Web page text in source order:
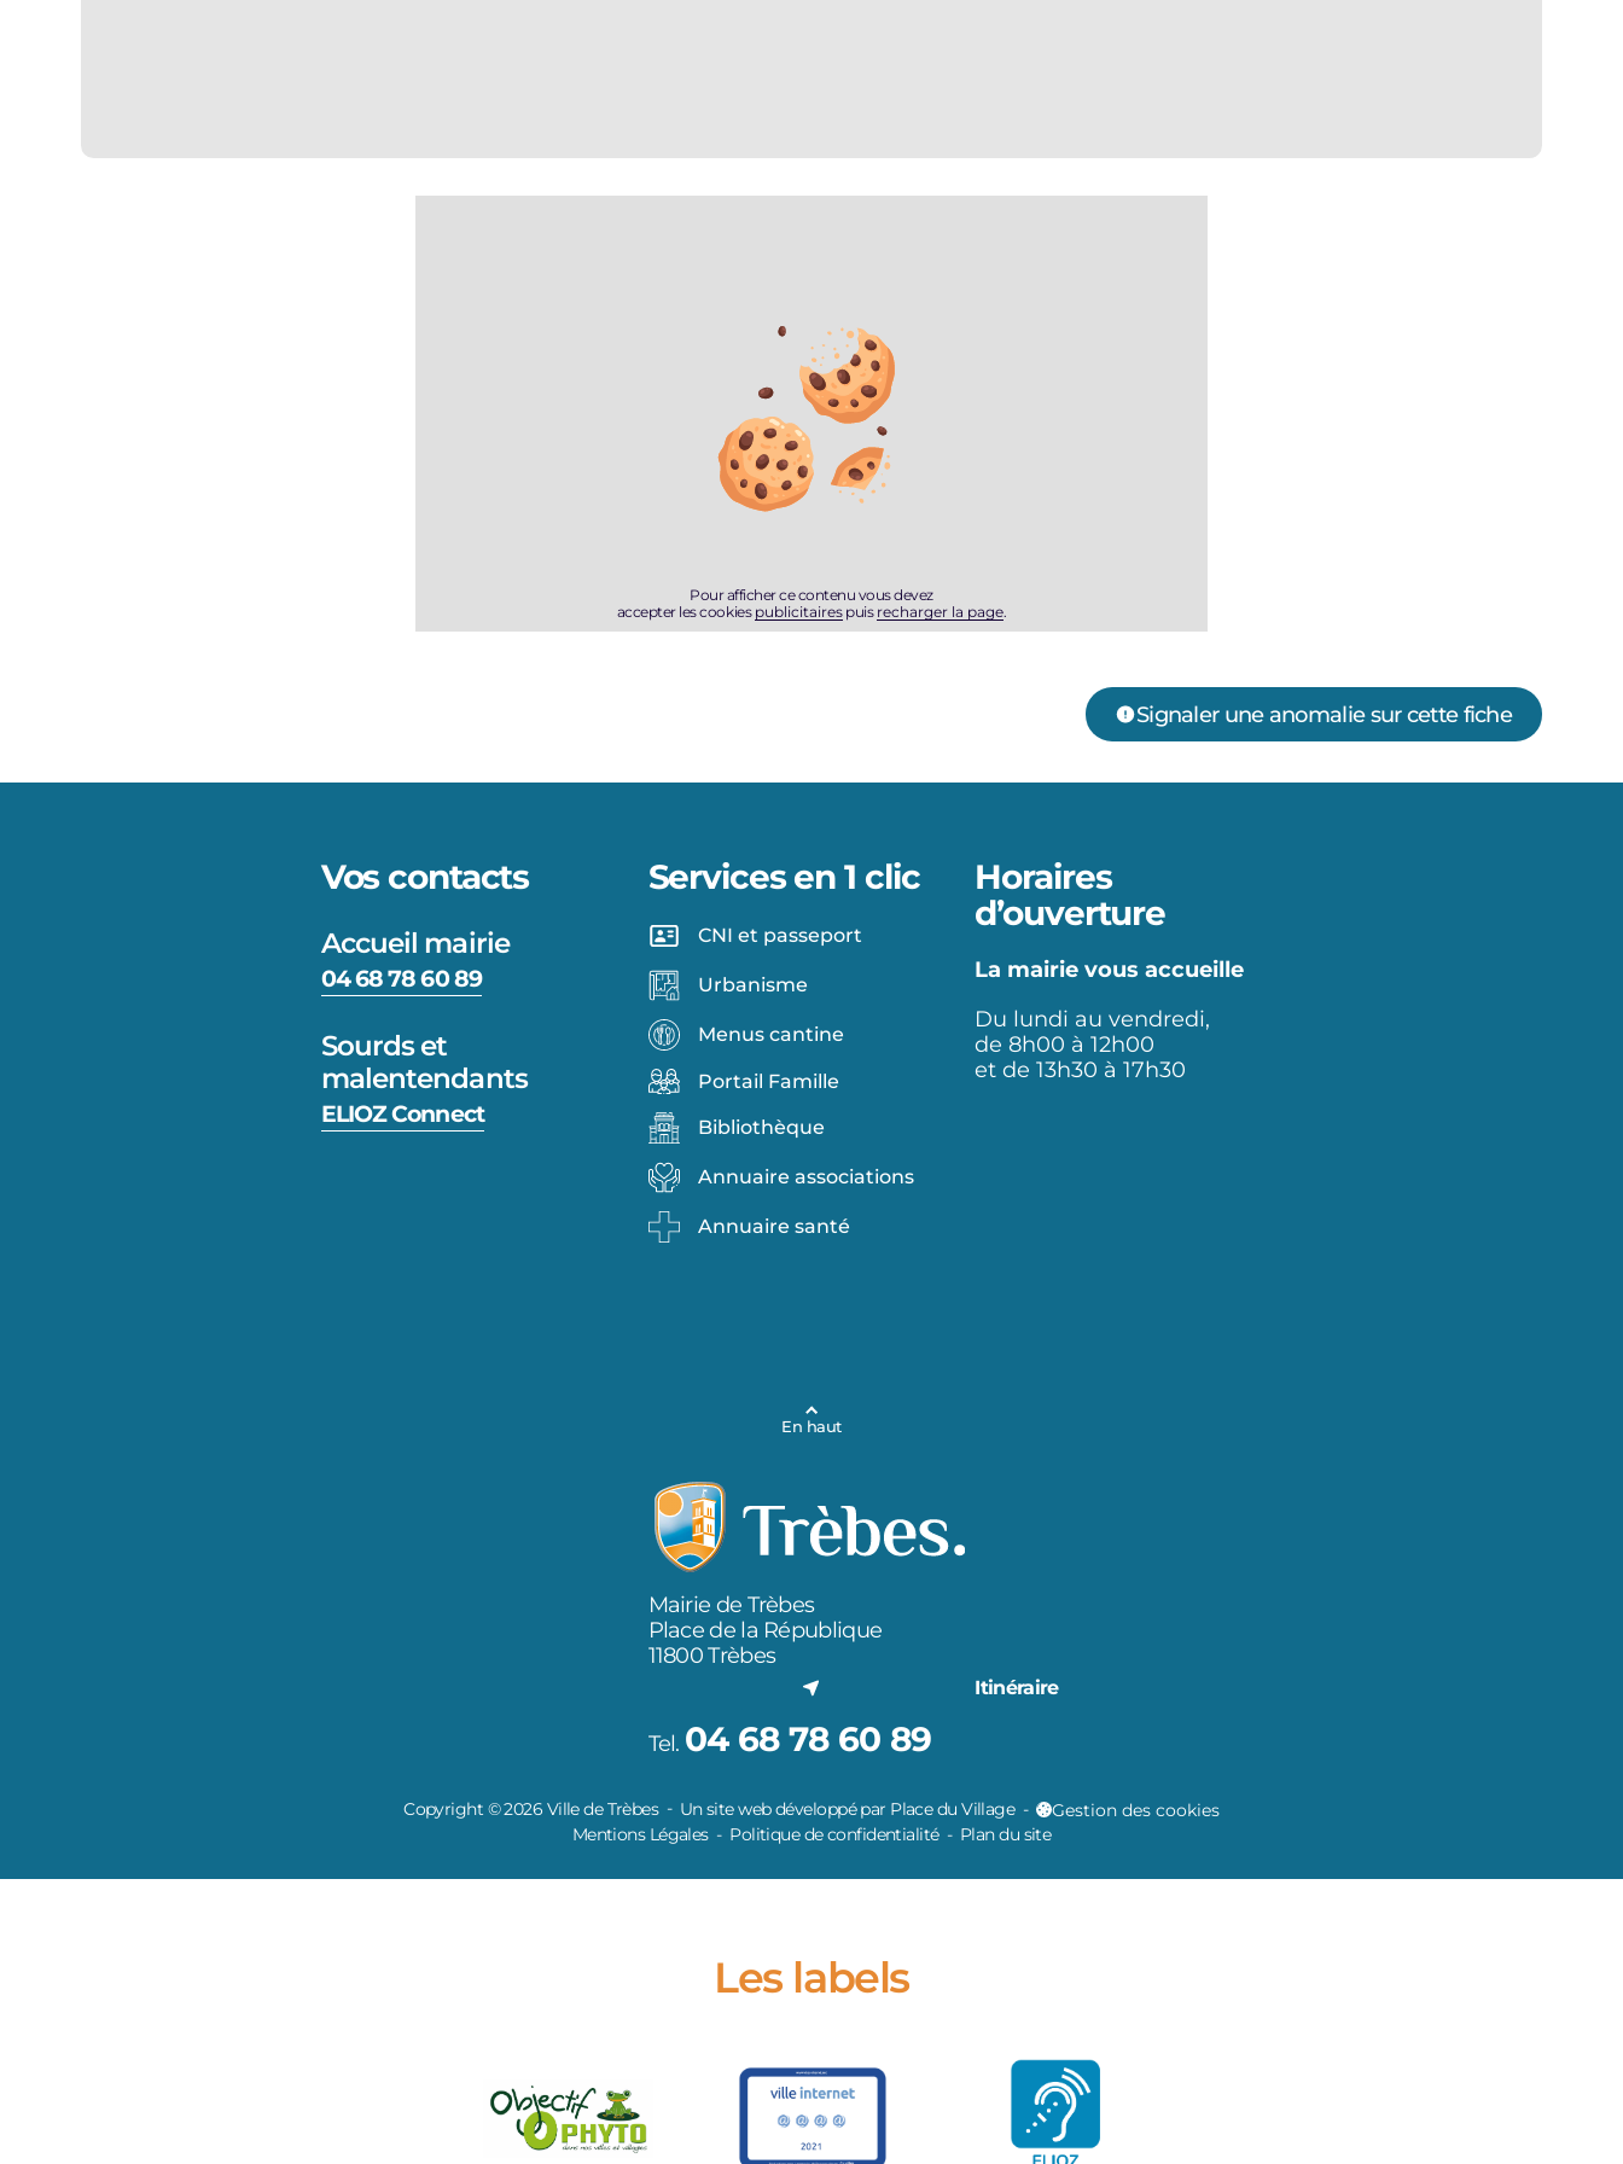
Pour afficher ce contenu vous devez
accepter les cookies publicitairespuis recharger la page.
Signaler une anomalie sur cette fiche
Vos contacts
Accueil mairie
04 68 78 60 89
Sourds et
malentendants
ELIOZ Connect
Services en 1 clic
CNI et passeport
Urbanisme
Menus cantine
Portail Famille
Bibliothèque
Annuaire associations
Annuaire santé
Horaires
d’ouverture
La mairie vous accueille
Du lundi au vendredi,
de 8h00 à 12h00
et de 13h30 à 17h30
En haut
Mairie de Trèbes
Place de la République
11800 Trèbes
Itinéraire
Tel. 04 68 78 60 89
Copyright © 2026 Ville de Trèbes Un site web développé par Place du Village
Gestion des cookies
Mentions Légales
Politique de confidentialité Plan du site
Les labels